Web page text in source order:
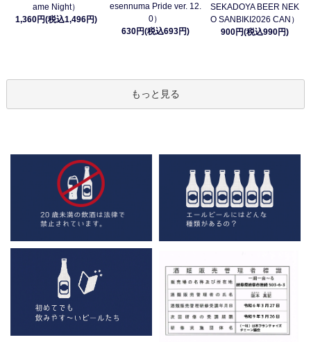
ame Night）
1,360円(税込1,496円)
esennuma Pride ver. 12.
0）
630円(税込693円)
SEKADOYA BEER NEK
O SANBIKI2026 CAN）
900円(税込990円)
もっと見る